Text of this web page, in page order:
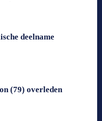
deelname
(79) overleden